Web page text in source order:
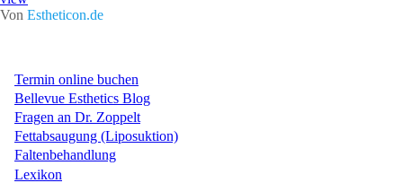
Von Estheticon.de
Termin online buchen
Bellevue Esthetics Blog
Fragen an Dr. Zoppelt
Fettabsaugung (Liposuktion)
Faltenbehandlung
Lexikon